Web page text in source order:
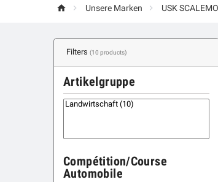
  Unsere Marken  USK
Filters (10 products)
Artikelgruppe
Compétition/Course
Automobile